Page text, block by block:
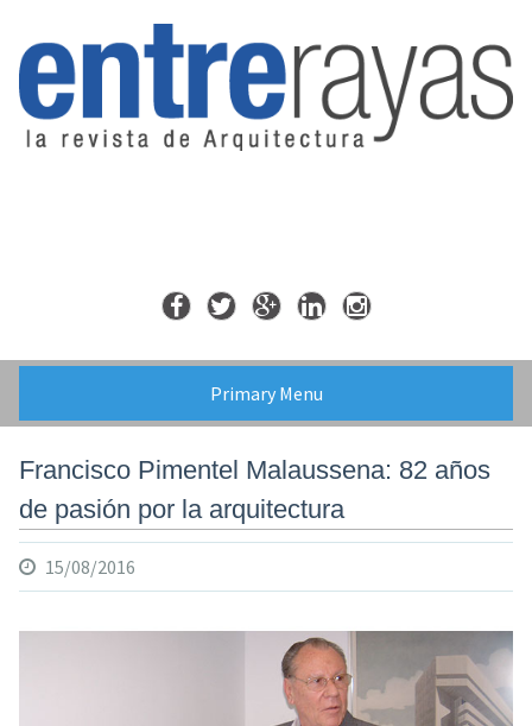
content
Primary Menu
Francisco Pimentel Malaussena: 82 años
de pasión por la arquitectura
15/08/2016